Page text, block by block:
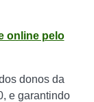
online pelo
donos da
e garantindo